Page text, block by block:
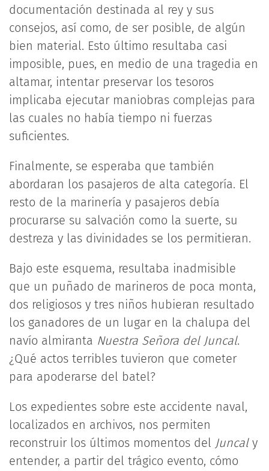
documentación destinada al rey y sus
consejos, así como, de ser posible, de algún
bien material. Esto último resultaba casi
imposible, pues, en medio de una tragedia en
altamar, intentar preservar los tesoros
implicaba ejecutar maniobras complejas para
las cuales no había tiempo ni fuerzas
suficientes.
Finalmente, se esperaba que también
abordaran los pasajeros de alta categoría. El
resto de la marinería y pasajeros debía
procurarse su salvación como la suerte, su
destreza y las divinidades se los permitieran.
Bajo este esquema, resultaba inadmisible
que un puñado de marineros de poca monta,
dos religiosos y tres niños hubieran resultado
los ganadores de un lugar en la chalupa del
navío almiranta Nuestra Señora del Juncal.
¿Qué actos terribles tuvieron que cometer
para apoderarse del batel?
Los expedientes sobre este accidente naval,
localizados en archivos, nos permiten
reconstruir los últimos momentos del Juncaly
entender, a partir del trágico evento, cómo